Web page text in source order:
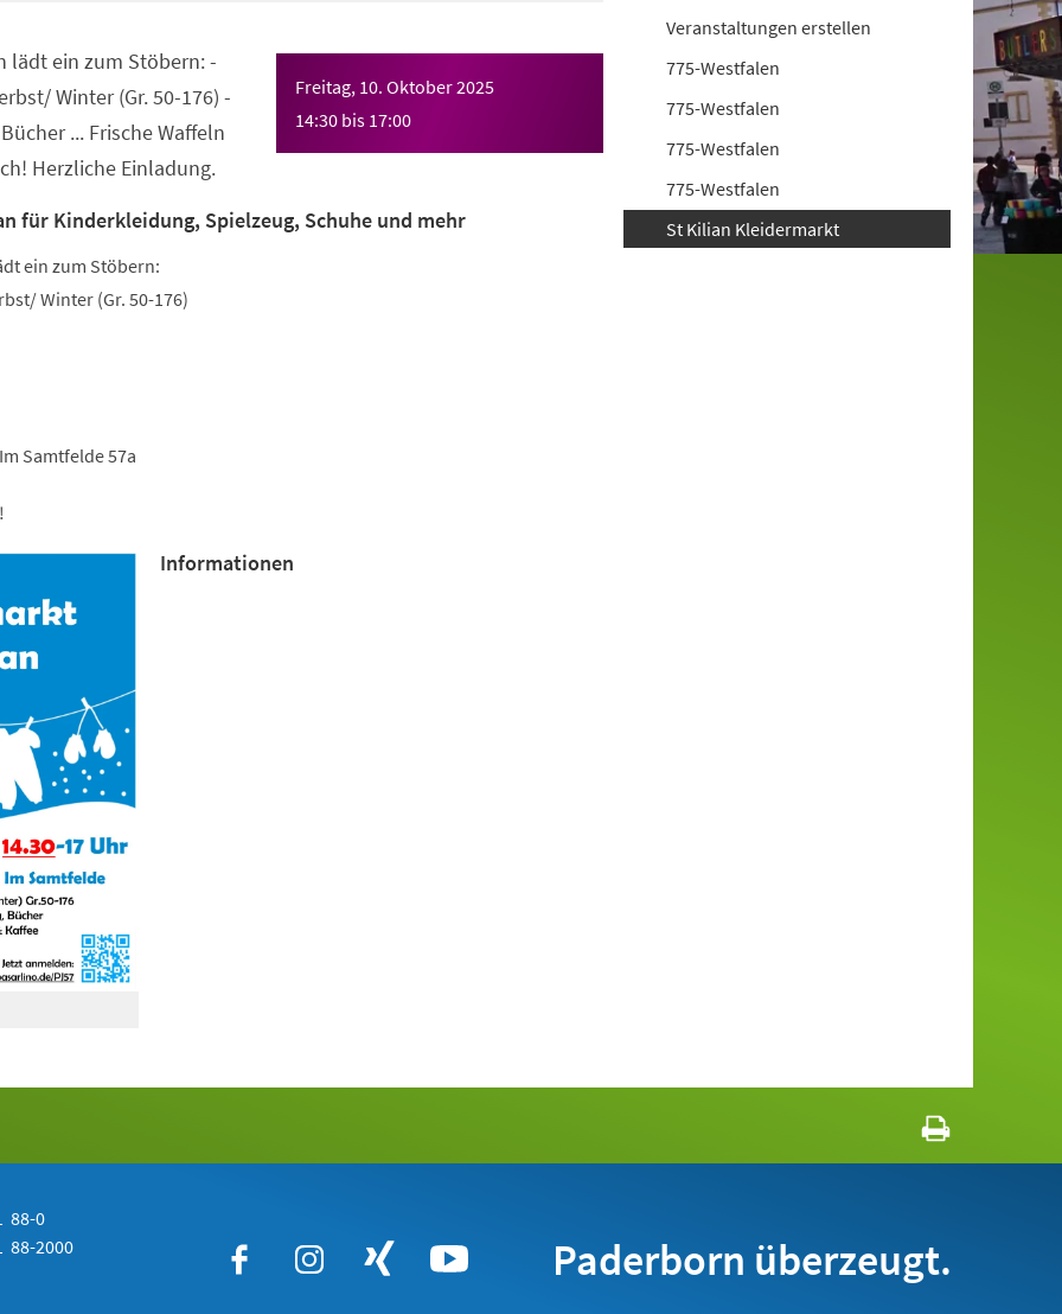
Freitag, 10. Oktober 2025
14:30 bis 17:00
lädt ein zum Stöbern: -
Winter (Gr. 50-176) -
... Frische Waffeln
Herzliche Einladung.
für Kinderkleidung, Spielzeug, Schuhe und mehr
ein zum Stöbern:
Winter (Gr. 50-176)
Samtfelde 57a
Informationen
Veranstaltungen erstellen
775-Westfalen
775-Westfalen
775-Westfalen
775-Westfalen
St Kilian Kleidermarkt
88-0
88-2000 Paderborn überzeugt.